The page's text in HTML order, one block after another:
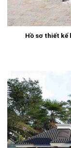
Hồ sơ thiết kế